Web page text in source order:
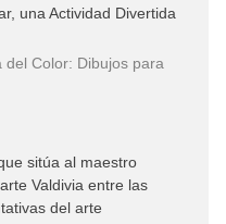
una Actividad Divertida
del Color: Dibujos para
sitúa al maestro
Valdivia entre las
del arte